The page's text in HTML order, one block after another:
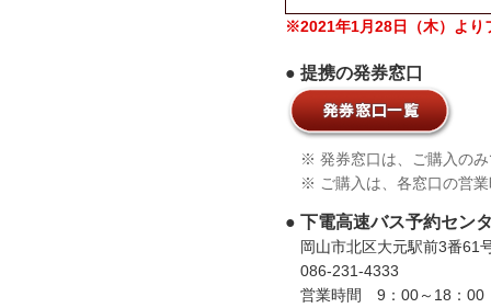
※2021年1月28日（木）より
● 提携の発券窓口
※ 発券窓口は、ご購入のみ
※ ご購入は、各窓口の営業
● 下電高速バス予約セン
岡山市北区大元駅前3番61
086-231-4333
営業時間 9：00～18：00